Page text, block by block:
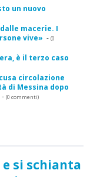
un nuovo
macerie. I
vive» - (0
è il terzo caso
circolazione
di Messina dopo
- (0 commenti)
si schianta